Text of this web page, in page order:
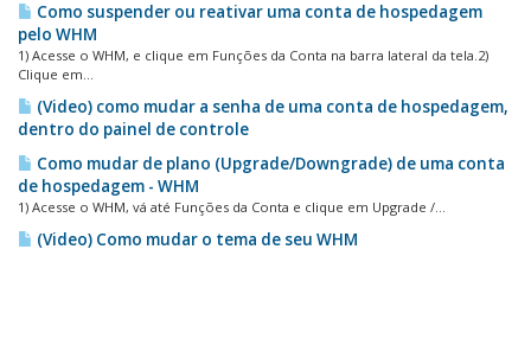
Como suspender ou reativar uma conta de hospedagem
pelo WHM
1) Acesse o WHM, e clique em Funções da Conta na barra lateral da tela.2)
Clique em...
(Video) como mudar a senha de uma conta de hospedagem,
dentro do painel de controle
Como mudar de plano (Upgrade/Downgrade) de uma conta
de hospedagem - WHM
1) Acesse o WHM, vá até Funções da Conta e clique em Upgrade /...
(Video) Como mudar o tema de seu WHM